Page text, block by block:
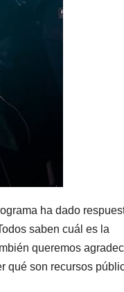
ha dado
saben cuál es la
queremos
qué son recursos